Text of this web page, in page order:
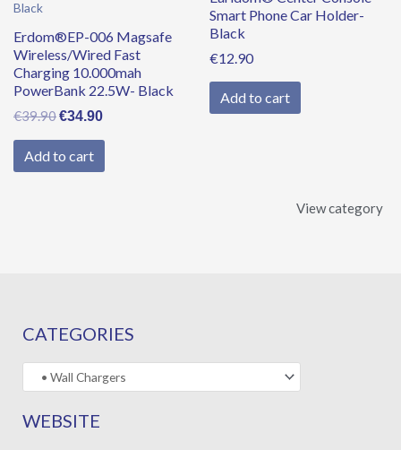
Erdom®EP-006 Magsafe
Wireless/Wired Fast
Charging 10.000mah
PowerBank 22.5W- Black
€39.90€34.90
Add to cart
Smart Phone Car Holder-
Black
€12.90
Add to cart
View category
CATEGORIES
WEBSITE